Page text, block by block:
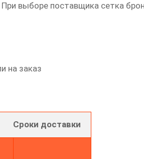
выборе поставщика сетка
на заказ
Сроки доставки